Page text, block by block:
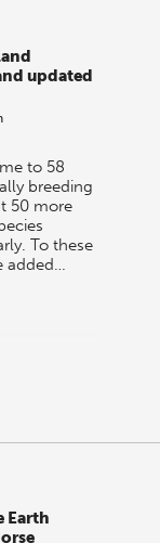
updated
to 58
breeding
50 more
To these
added…
Earth